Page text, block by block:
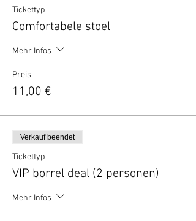
Tickettyp
Comfortabele stoel
Mehr Infos
Preis
11,00 €
Verkauf beendet
Tickettyp
VIP borrel deal (2 personen)
Mehr Infos